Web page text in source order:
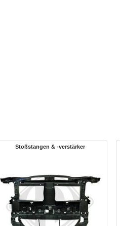
Stoßstangen & -verstärker